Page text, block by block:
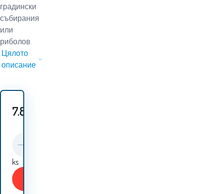
градински
събирания
или
риболов.
Цялото
описание
7.80
ks